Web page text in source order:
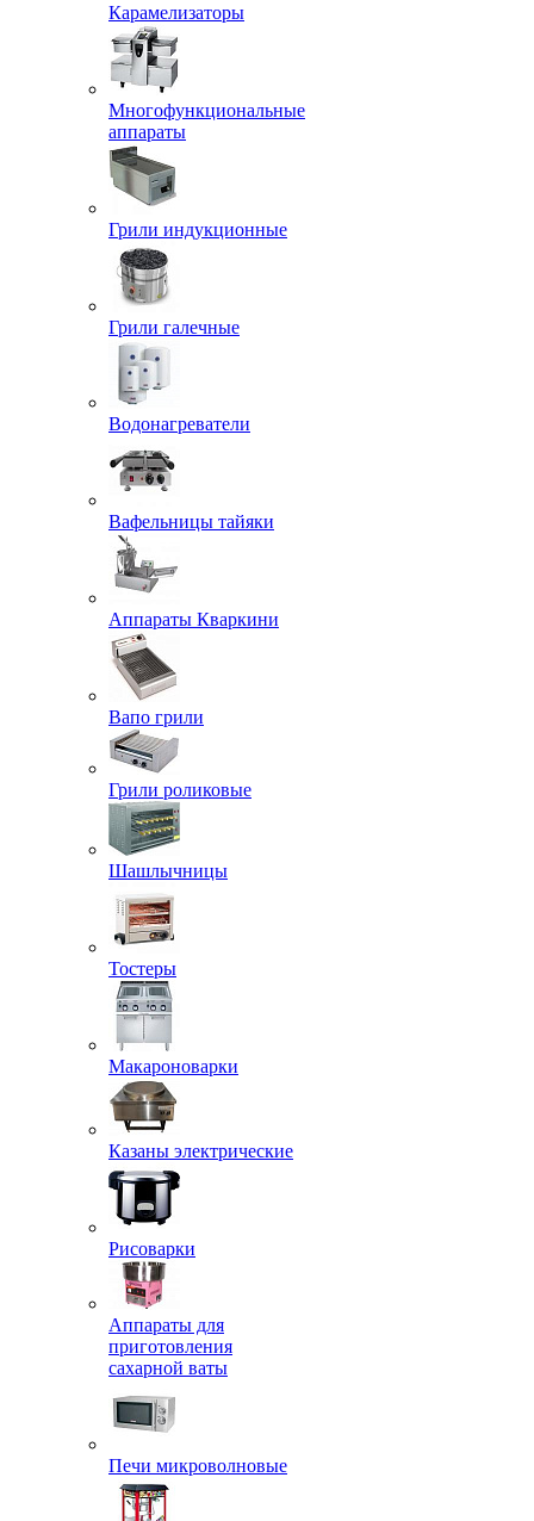
Карамелизаторы
Многофункциональные
аппараты
Грили индукционные
Грили галечные
Водонагреватели
Вафельницы тайяки
Аппараты Кваркини
Вапо грили
Грили роликовые
Шашлычницы
Тостеры
Макароноварки
Казаны электрические
Рисоварки
Аппараты для
приготовления
сахарной ваты
Печи микроволновые